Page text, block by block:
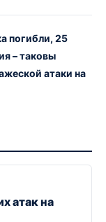
погибли, 25
– таковы
атаки на
атак на